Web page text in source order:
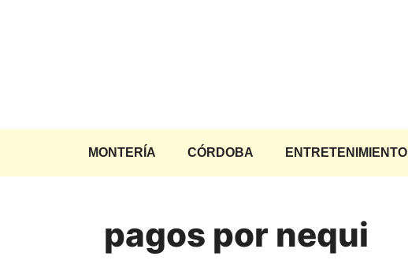
MONTERÍA CÓRDOBA ENTRETENIMIENTO
pagos por nequi